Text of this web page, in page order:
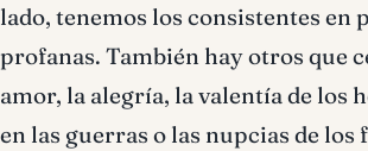
lado, tenemos los consistentes en
profanas. También hay otros que
amor, la alegría, la valentía de los
en las guerras o las nupcias de los